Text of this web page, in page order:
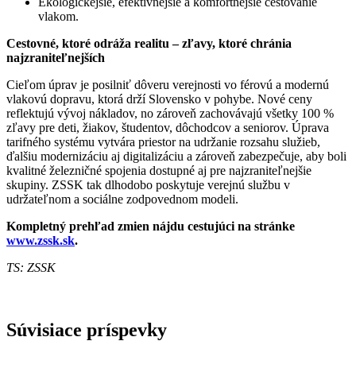
vlakom.
Cestovné, ktoré odráža realitu – zľavy, ktoré chránia
najzraniteľnejších
Cieľom úprav je posilniť dôveru verejnosti vo férovú a modernú
vlakovú dopravu, ktorá drží Slovensko v pohybe. Nové ceny
reflektujú vývoj nákladov, no zároveň zachovávajú všetky 100 %
zľavy pre deti, žiakov, študentov, dôchodcov a seniorov. Úprava
tarifného systému vytvára priestor na udržanie rozsahu služieb,
ďalšiu modernizáciu aj digitalizáciu a zároveň zabezpečuje, aby boli
kvalitné železničné spojenia dostupné aj pre najzraniteľnejšie
skupiny. ZSSK tak dlhodobo poskytuje verejnú službu v
udržateľnom a sociálne zodpovednom modeli.
Kompletný prehľad zmien nájdu cestujúci na stránke
www.zssk.sk.
TS: ZSSK
Súvisiace príspevky